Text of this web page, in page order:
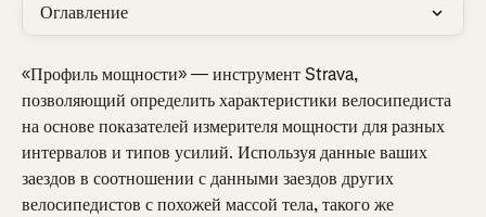
Оглавление
«Профиль мощности» — инструмент Strava,
позволяющий определить характеристики велосипедиста
на основе показателей измерителя мощности для разных
интервалов и типов усилий. Используя данные ваших
заездов в соотношении с данными заездов других
велосипедистов с похожей массой тела, такого же